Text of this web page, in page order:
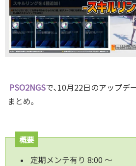
PSO2NGSで､10月22日のアップデ
まとめ｡
概要
定期メンテ有り 8:00 ～